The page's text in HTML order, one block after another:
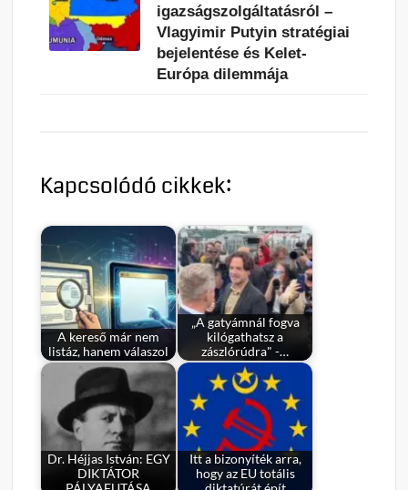
igazságszolgáltatásról –
Vlagyimir Putyin stratégiai
bejelentése és Kelet-
Európa dilemmája
Kapcsolódó cikkek:
A kereső már nem
listáz, hanem válaszol
„A gatyámnál fogva
kilógathatsz a
zászlórúdra" -…
Dr. Héjjas István: EGY
DIKTÁTOR
Itt a bizonyíték arra,
hogy az EU totális